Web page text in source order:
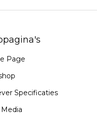
Page
Specificaties